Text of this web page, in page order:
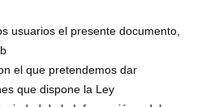
usuarios el presente documento,
el que pretendemos dar
que dispone la Ley